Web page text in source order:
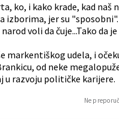
ko, i kako krade, kad naš
izborima, jer su
voli da čuje...Tako da
markentiškog udela, i
od neke
u razvoju političke karijere.
Ne